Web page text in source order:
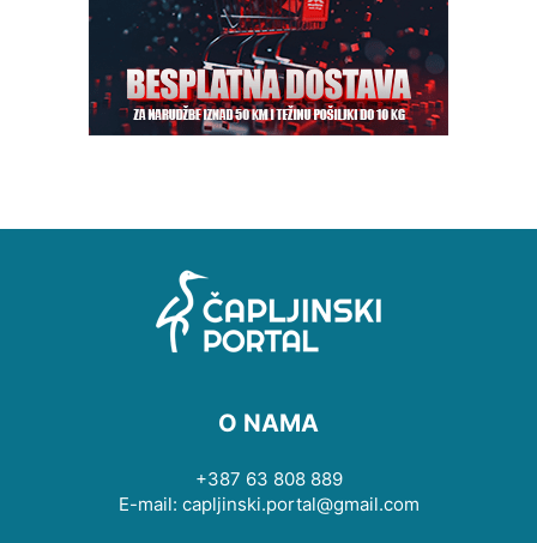
O NAMA
+387 63 808 889
E-mail: capljinski.portal@gmail.com